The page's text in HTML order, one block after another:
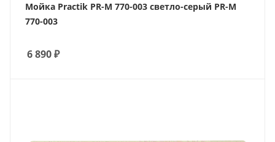
Мойка Practik PR-M 770-003 светло-серый PR-M
770-003
6 890₽